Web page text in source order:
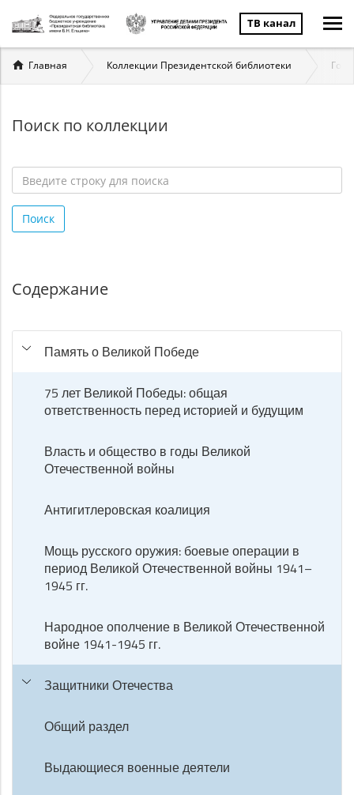
ТВ канал
Вы
здесь
Главная Коллекции Президентской библиотеки
Поиск по коллекции
строку
для
Поиск
Содержание
Память о Великой Победе
75 лет Великой Победы: общая
ответственность перед историей и будущим
Власть и общество в годы Великой
Отечественной войны
Антигитлеровская коалиция
Мощь русского оружия: боевые операции в
период Великой Отечественной войны 1941–
1945 гг.
Народное ополчение в Великой Отечественной
войне 1941-1945 гг.
Защитники Отечества
Общий раздел
Выдающиеся военные деятели